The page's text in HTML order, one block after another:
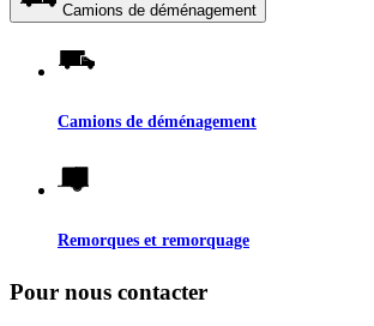
Camions de déménagement
Camions de déménagement
Remorques et remorquage
Pour nous contacter